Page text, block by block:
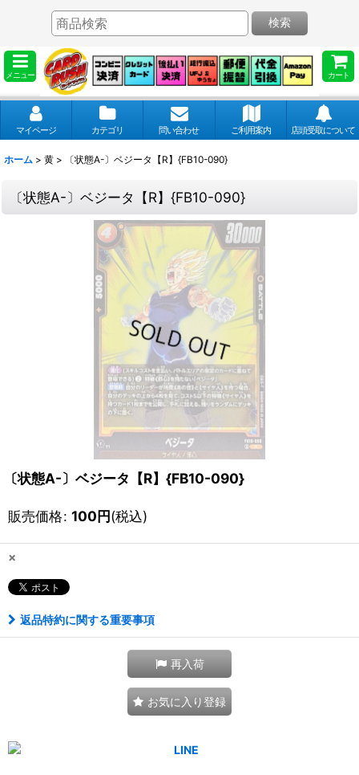
メニュー カート
検索
マイページ カテゴリ 問い合わせ ご利用案内 店頭受取について
ホーム > 黄 > 〔状態A-〕ベジータ【R】{FB10-090}
〔状態A-〕ベジータ【R】{FB10-090}
〔状態A-〕ベジータ【R】{FB10-090}
販売価格: 100円(税込)
×
返品特約に関する重要事項
再入荷
お気に入り登録